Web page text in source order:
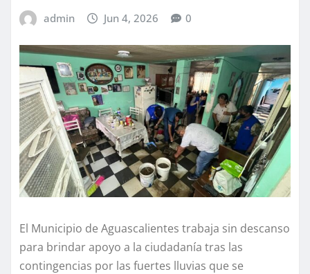
admin Jun 4, 2026 0
El Municipio de Aguascalientes trabaja sin descanso
para brindar apoyo a la ciudadanía tras las
contingencias por las fuertes lluvias que se